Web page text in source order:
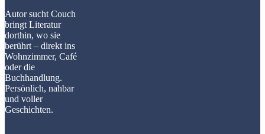
Autor sucht Couch
bringt Literatur
dorthin, wo sie
berührt – direkt ins
Wohnzimmer, Café
oder die
Buchhandlung.
Persönlich, nahbar
und voller
Geschichten.